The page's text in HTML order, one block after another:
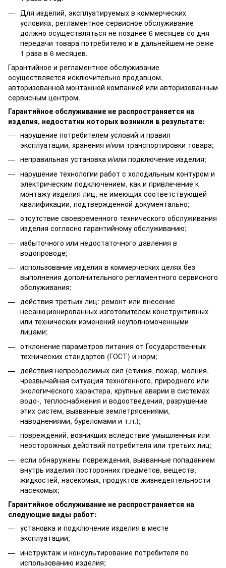
Для изделий, эксплуатируемых в коммерческих
условиях, регламентное сервисное обслуживание
должно осуществляться не позднее 6 месяцев со дня
передачи товара потребителю и в дальнейшем не реже
1 раза в 6 месяцев.
Гарантийное и регламентное обслуживание
осуществляется исключительно продавцом,
авторизованной монтажной компанией или авторизованным
сервисным центром.
Гарантийное обслуживание не распространяется на
изделия, недостатки которых возникли в результате:
нарушение потребителем условий и правил
эксплуатации, хранения и/или транспортировки товара;
неправильная установка и/или подключение изделия;
нарушение технологии работ с холодильным контуром и
электрическим подключением, как и привлечение к
монтажу изделия лиц, не имеющих соответствующей
квалификации, подтвержденной документально;
отсутствие своевременного технического обслуживания
изделия согласно гарантийному обслуживанию;
избыточного или недостаточного давления в
водопроводе;
использование изделия в коммерческих целях без
выполнения дополнительного регламентного сервисного
обслуживания;
действия третьих лиц: ремонт или внесение
несанкционированных изготовителем конструктивных
или технических изменений неуполномоченными
лицами;
отклонение параметров питания от Государственных
технических стандартов (ГОСТ) и норм;
действия непреодолимых сил (стихия, пожар, молния,
чрезвычайная ситуация техногенного, природного или
экологического характера, крупные аварии в системах
водо-, теплоснабжения и водоотведения, разрушение
этих систем, вызванные землетрясениями,
наводнениями, буреломами и т.п.);
повреждений, возникших вследствие умышленных или
неосторожных действий потребителя или третьих лиц;
если обнаружены повреждения, вызванные попаданием
внутрь изделия посторонних предметов, веществ,
жидкостей, насекомых, продуктов жизнедеятельности
насекомых;
Гарантийное обслуживание не распространяется на
следующие виды работ:
установка и подключение изделия в месте
эксплуатации;
инструктаж и консультирование потребителя по
использованию изделия;